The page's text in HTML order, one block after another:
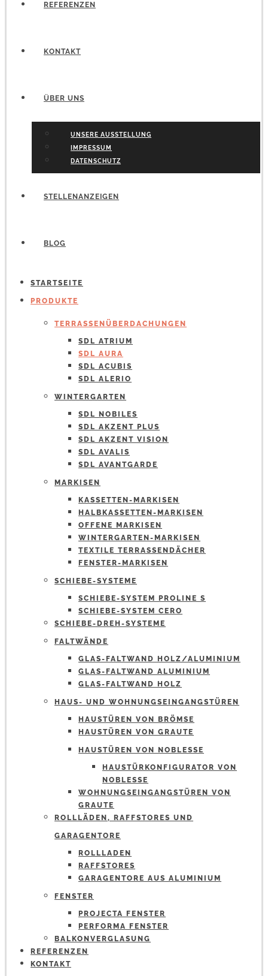
REFERENZEN
KONTAKT
ÜBER UNS
UNSERE AUSSTELLUNG
IMPRESSUM
DATENSCHUTZ
STELLENANZEIGEN
BLOG
STARTSEITE
PRODUKTE
TERRASSENÜBERDACHUNGEN
SDL ATRIUM
SDL AURA
SDL ACUBIS
SDL ALERIO
WINTERGARTEN
SDL NOBILES
SDL AKZENT PLUS
SDL AKZENT VISION
SDL AVALIS
SDL AVANTGARDE
MARKISEN
KASSETTEN-MARKISEN
HALBKASSETTEN-MARKISEN
OFFENE MARKISEN
WINTERGARTEN-MARKISEN
TEXTILE TERRASSENDÄCHER
FENSTER-MARKISEN
SCHIEBE-SYSTEME
SCHIEBE-SYSTEM PROLINE S
SCHIEBE-SYSTEM CERO
SCHIEBE-DREH-SYSTEME
FALTWÄNDE
GLAS-FALTWAND HOLZ/ALUMINIUM
GLAS-FALTWAND ALUMINIUM
GLAS-FALTWAND HOLZ
HAUS- UND WOHNUNGSEINGANGSTÜREN
HAUSTÜREN VON BRÖMSE
HAUSTÜREN VON GRAUTE
HAUSTÜREN VON NOBLESSE
HAUSTÜRKONFIGURATOR VON
NOBLESSE
WOHNUNGSEINGANGSTÜREN VON
GRAUTE
ROLLLÄDEN, RAFFSTORES UND
GARAGENTORE
ROLLLADEN
RAFFSTORES
GARAGENTORE AUS ALUMINIUM
FENSTER
PROJECTA FENSTER
PERFORMA FENSTER
BALKONVERGLASUNG
REFERENZEN
KONTAKT